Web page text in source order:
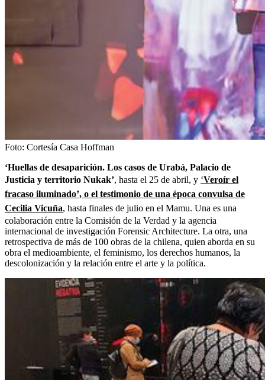
Foto: Cortesía Casa Hoffman
‘Huellas de desaparición. Los casos de Urabá, Palacio de
Justicia y territorio Nukak’, hasta el 25 de abril, y ‘Veroír el
fracaso iluminado’, o el testimonio de una época convulsa de
Cecilia Vicuña, hasta finales de julio en el Mamu. Una es una
colaboración entre la Comisión de la Verdad y la agencia
internacional de investigación Forensic Architecture. La otra, una
retrospectiva de más de 100 obras de la chilena, quien aborda en su
obra el medioambiente, el feminismo, los derechos humanos, la
descolonización y la relación entre el arte y la política.